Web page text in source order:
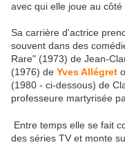
avec qui elle joue au
Sa carrière d'actrice
souvent dans des
Rare" (1973) de Jean-
(1976) de Yves Allégret
(1980 - ci-dessous) de
professeure martyrisée
Entre temps elle se fait
des séries TV et monte